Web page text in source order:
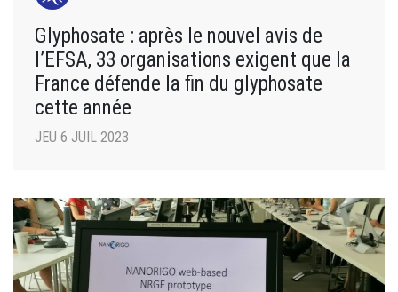
Glyphosate : après le nouvel avis de
l’EFSA, 33 organisations exigent que la
France défende la fin du glyphosate
cette année
JEU 6 JUIL 2023